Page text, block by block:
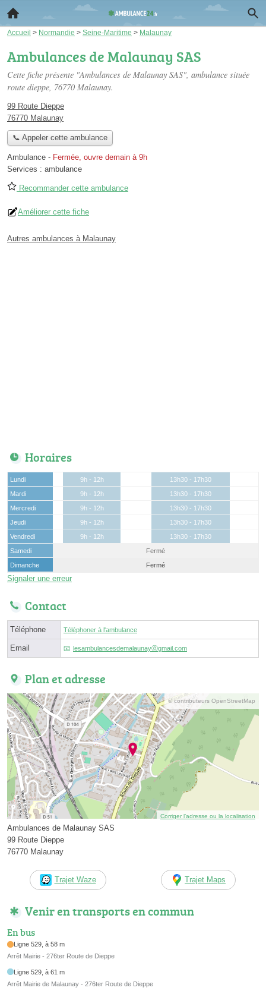
Accueil > Normandie > Seine-Maritime > Malaunay
Ambulances de Malaunay SAS
Cette fiche présente "Ambulances de Malaunay SAS", ambulance située
route dieppe, 76770 Malaunay.
99 Route Dieppe
76770 Malaunay
📞 Appeler cette ambulance
Ambulance - Fermée, ouvre demain à 9h
Services : ambulance
Recommander cette ambulance
Améliorer cette fiche
Autres ambulances à Malaunay
Horaires
Lundi 9h - 12h
13h30 - 17h30
Mardi
9h - 12h
13h30 - 17h30
Mercredi
9h - 12h
13h30 - 17h30
Jeudi
9h - 12h
13h30 - 17h30
Vendredi
9h - 12h
13h30 - 17h30
Samedi
Fermé
Dimanche
Fermé
Signaler une erreur
Contact
Téléphone Téléphoner à l'ambulance
Email lesambulancesdemalaunayⓐgmail.com
Plan et adresse
© contributeurs OpenStreetMap
Corriger l’adresse ou la localisation
Ambulances de Malaunay SAS
99 Route Dieppe
76770 Malaunay
Trajet Waze Trajet Maps
Venir en transports en commun
En bus
Ligne 529, à 58 m
Arrêt Mairie - 276ter Route de Dieppe
Ligne 529, à 61 m
Arrêt Mairie de Malaunay - 276ter Route de Dieppe